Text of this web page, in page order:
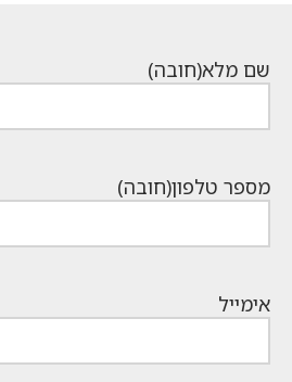
שם מלא(חובה)
מספר טלפון(חובה)
אימייל